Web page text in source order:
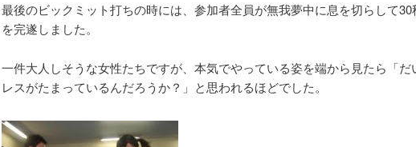
最後のビックミット打ちの時には、参加者全員が無我夢中に息を切らして30
を完遂しました。
一件大人しそうな女性たちですが、本気でやっている姿を端から見たら「だ
レスがたまっているんだろうか？」と思われるほどでした。